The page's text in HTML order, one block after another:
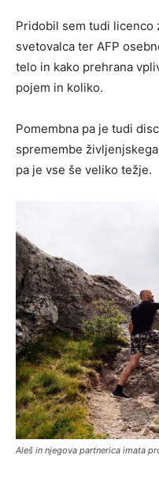
Pridobil sem tudi licenco
svetovalca ter AFP
telo in kako prehrana
pojem in koliko.
Pomembna pa je tudi
spremembe
pa je vse še veliko težje.
Aleš in njegova partnerica imata